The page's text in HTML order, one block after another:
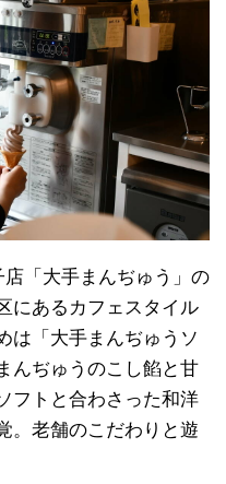
「大手まんぢゅう」の
にあるカフェスタイル
は「大手まんぢゅうソ
んぢゅうのこし餡と甘
フトと合わさった和洋
。老舗のこだわりと遊